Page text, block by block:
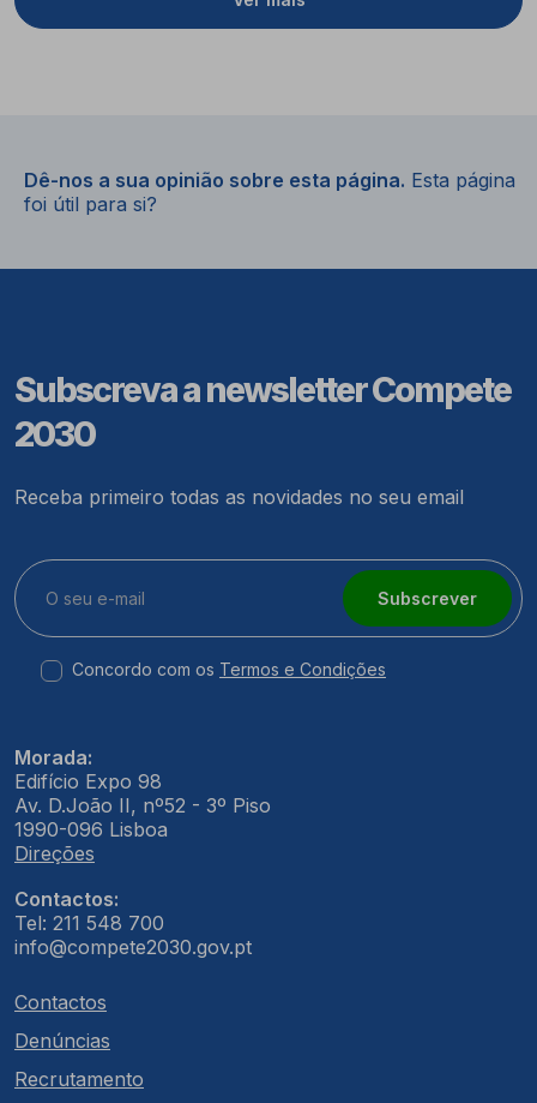
Dê-nos a sua opinião sobre esta página. Esta página
foi útil para si?
Subscreva a newsletter Compete
2030
Receba primeiro todas as novidades no seu email
Subscrever
Concordo com os Termos e Condições
Morada:
Edifício Expo 98
Av. D.João II, nº52 - 3º Piso
1990-096 Lisboa
Direções
Contactos:
Tel: 211 548 700
info@compete2030.gov.pt
Contactos
Denúncias
Recrutamento